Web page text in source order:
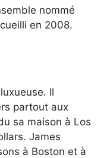
nommé
en 2008.
Il
partout aux
sa maison à Los
James
à Boston et à